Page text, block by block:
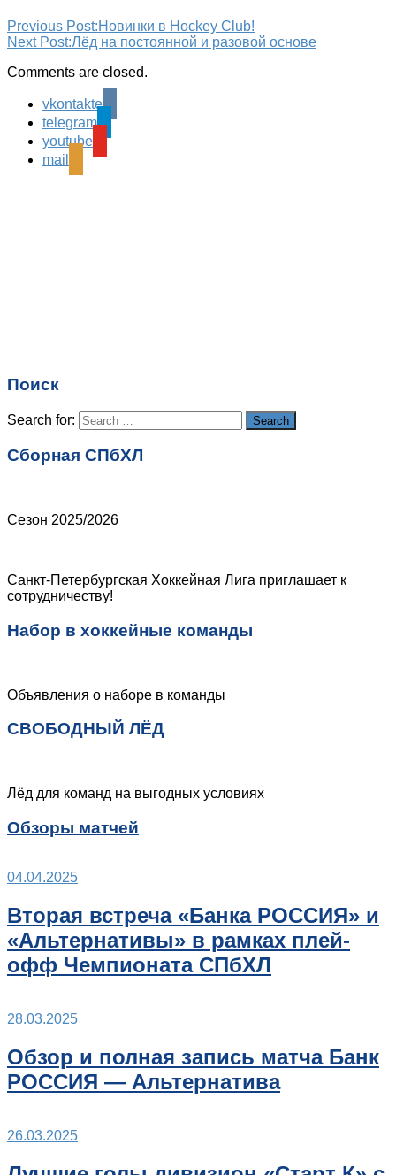
Previous Post:Новинки в Hockey Club!
Next Post:Лёд на постоянной и разовой основе
Comments are closed.
vkontakte
telegram
youtube
mail
Поиск
Search for: Search
Сборная СПбХЛ
Сезон 2025/2026
Санкт-Петербургская Хоккейная Лига приглашает к
сотрудничеству!
Набор в хоккейные команды
Объявления о наборе в команды
СВОБОДНЫЙ ЛЁД
Лёд для команд на выгодных условиях
Обзоры матчей
04.04.2025
Вторая встреча «Банка РОССИЯ» и
«Альтернативы» в рамках плей-
офф Чемпионата СПбХЛ
28.03.2025
Обзор и полная запись матча Банк
РОССИЯ — Альтернатива
26.03.2025